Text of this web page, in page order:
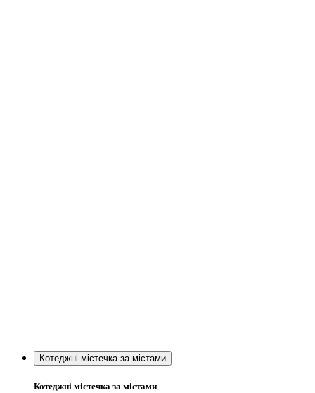
Котеджні містечка за містами
Котеджні містечка за містами